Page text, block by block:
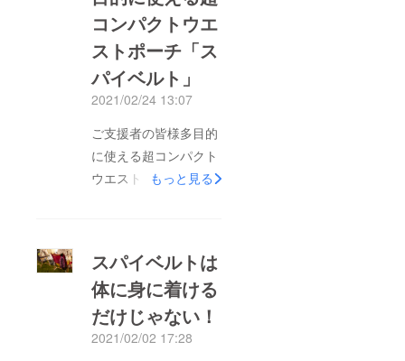
コンパクトウエ
ストポーチ「ス
パイベルト」
2021/02/24 13:07
ご支援者の皆様多目的
に使える超コンパクト
ウエストポーチ「スパ
が暖かくなって動きや
すい時期になってきま
す。１つあるだけで
様々なシーンに対応で
もっと見る
スパイベルトは
体に身に着ける
だけじゃない！
2021/02/02 17:28